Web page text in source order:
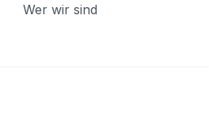
Wer wir sind